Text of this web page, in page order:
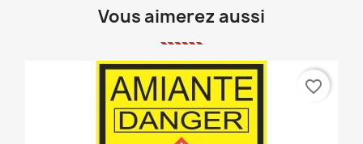
Vous aimerez aussi
favorite_border